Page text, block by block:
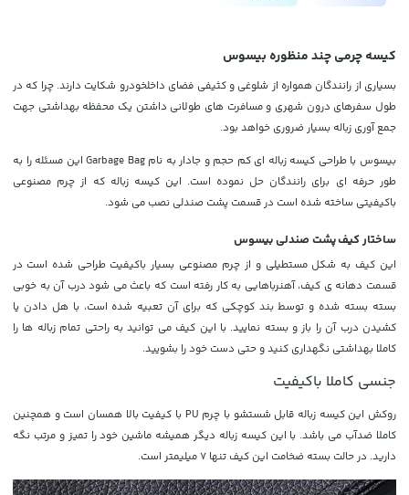
کیسه چرمی چند منظوره بیسوس
بسیاری از رانندگان همواره از شلوغی و کثیفی فضای داخلخودرو شکایت دارند. چرا که در
طول سفرهای درون شهری و مسافرت های طولانی داشتن یک محفظه بهداشتی جهت
جمع آوری زباله بسیار ضروری خواهد بود.
بیسوس با طراحی کیسه زباله ای کم حجم و جادار به نام Garbage Bag این مسئله را به
طور حرفه ای برای رانندگان حل نموده است. این کیسه زباله که از چرم مصنوعی
باکیفیتی ساخته شده است در قسمت پشت صندلی نصب می شود.
ساختار کیف پشت صندلی بیسوس
این کیف به شکل مستطیلی و از چرم مصنوعی بسیار باکیفیت طراحی شده است در
قسمت دهانه ی کیف، آهنرباهایی به کار رفته است که باعث می شود درب آن به خوبی
بسته بسته شده و توسط بند کوچکی که برای آن تعبیه شده است، با هل دادن یا
کشیدن درب آن را باز و بسته نمایید. با این کیف می توانید به راحتی تمام زباله ها را
کاملا بهداشتی نگهداری کنید و حتی دست خود را بشویید.
جنسی کاملا باکیفیت
روکش این کیسه زباله قابل شستشو با چرم PU با کیفیت بالا همسان است و همچنین
کاملا ضدآب می باشد. با این کیسه زباله دیگر همیشه ماشین خود را تمیز و مرتب نگه
دارید. در حالت بسته ضخامت این کیف تنها 7 میلیمتر است.